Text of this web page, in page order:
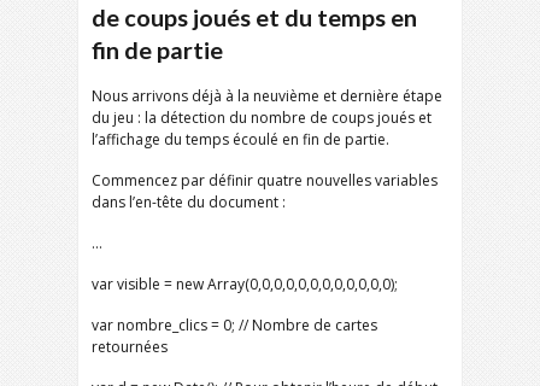
de coups joués et du temps en
fin de partie
Nous arrivons déjà à la neuvième et dernière étape
du jeu : la détection du nombre de coups joués et
l’affichage du temps écoulé en fin de partie.
Commencez par définir quatre nouvelles variables
dans l’en-tête du document :
…
var visible = new Array(0,0,0,0,0,0,0,0,0,0,0,0);
var nombre_clics = 0; // Nombre de cartes
retournées